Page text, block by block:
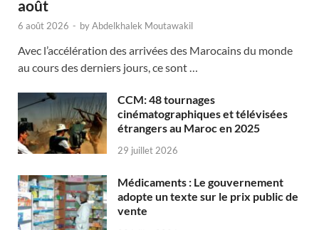
août
6 août 2026 - byAbdelkhalek Moutawakil
Avec l’accélération des arrivées des Marocains du monde
au cours des derniers jours, ce sont …
CCM: 48 tournages
cinématographiques et télévisées
étrangers au Maroc en 2025
29 juillet 2026
Médicaments : Le gouvernement
adopte un texte sur le prix public de
vente